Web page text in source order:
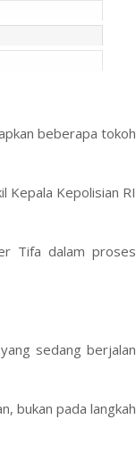
beberapa tokoh
Kepala Kepolisian RI
Tifa dalam proses
sedang berjalan
bukan pada langkah